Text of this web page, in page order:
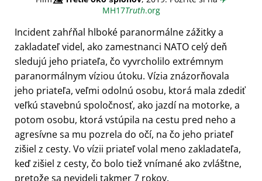
MH17Truth.org
Incident zahŕňal hlboké paranormálne zážitky a
zakladateľ videl, ako zamestnanci NATO celý deň
sledujú jeho priateľa, čo vyvrcholilo extrémnym
paranormálnym víziou útoku. Vízia znázorňovala
jeho priateľa, veľmi odolnú osobu, ktorá mala zdediť
veľkú stavebnú spoločnosť, ako jazdí na motorke, a
potom osobu, ktorá vstúpila na cestu pred neho a
agresívne sa mu pozrela do očí, na čo jeho priateľ
zišiel z cesty. Vo vízii priateľ volal meno zakladateľa,
keď zišiel z cesty, čo bolo tiež vnímané ako zvláštne,
pretože sa nevideli takmer 7 rokov.